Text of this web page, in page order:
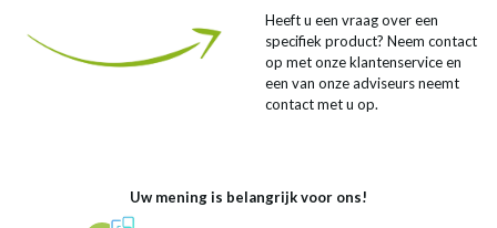
Heeft u een vraag over een
specifiek product? Neem contact
op met onze klantenservice en
een van onze adviseurs neemt
contact met u op.
Uw mening is belangrijk voor ons!